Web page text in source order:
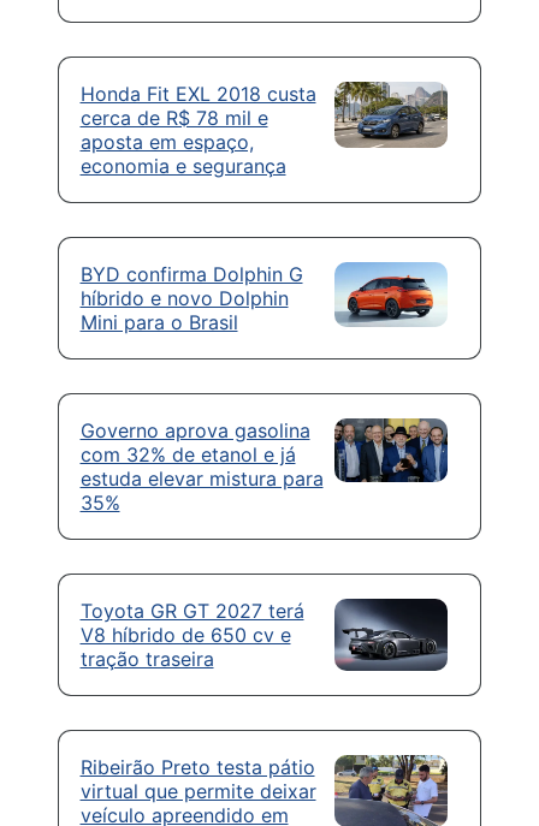
Honda Fit EXL 2018 custa
cerca de R$ 78 mil e
aposta em espaço,
economia e segurança
BYD confirma Dolphin G
híbrido e novo Dolphin
Mini para o Brasil
Governo aprova gasolina
com 32% de etanol e já
estuda elevar mistura para
35%
Toyota GR GT 2027 terá
V8 híbrido de 650 cv e
tração traseira
Ribeirão Preto testa pátio
virtual que permite deixar
veículo apreendido em